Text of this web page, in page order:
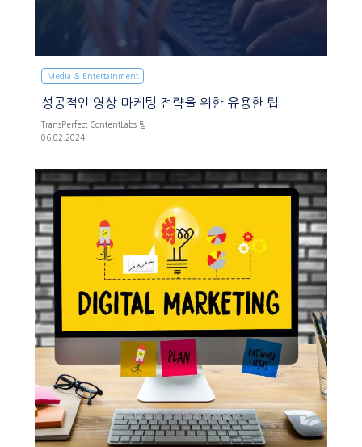
Media & Entertainment
성공적인 영상 마케팅 전략을 위한 유용한 팁
TransPerfect ContentLabs 팀
06.02.2024